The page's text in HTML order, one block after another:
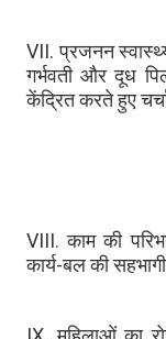
VII. प्रजनन
गर्भवती और दूध
केंद्रित करते हुए
VIII. काम की
कार्य-बल की